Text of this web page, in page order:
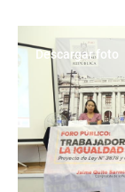
Descargar foto